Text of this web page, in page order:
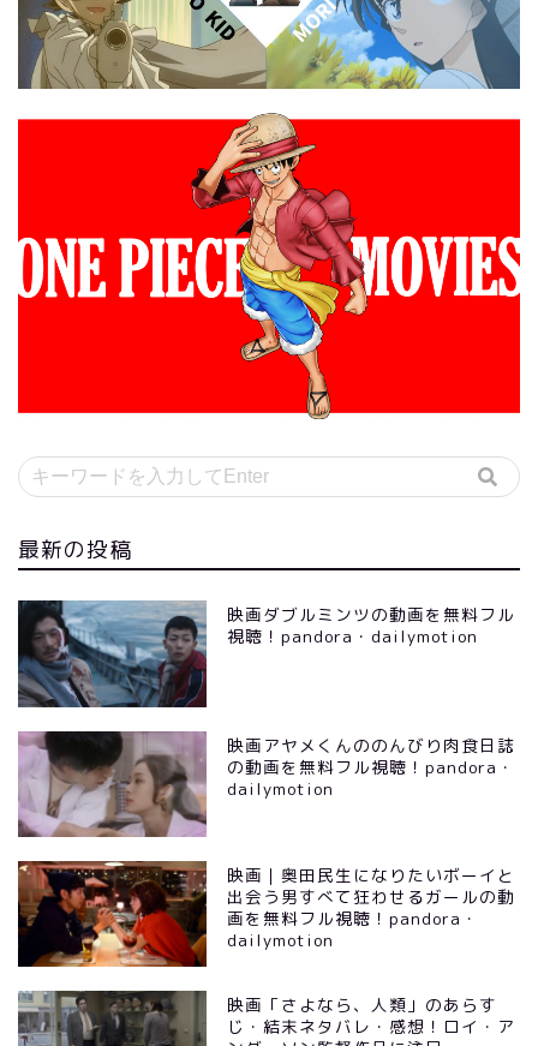
最新の投稿
映画ダブルミンツの動画を無料フル
視聴！pandora・dailymotion
映画アヤメくんののんびり肉食日誌
の動画を無料フル視聴！pandora・
dailymotion
映画｜奥田民生になりたいボーイと
出会う男すべて狂わせるガールの動
画を無料フル視聴！pandora・
dailymotion
映画「さよなら、人類」のあらす
じ・結末ネタバレ・感想！ロイ・ア